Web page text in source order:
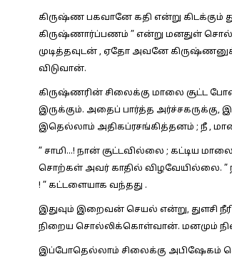
கிருஷ்ண பகவானே கதி என்று கிடக்கும்
கிருஷ்ணார்ப்பணம் ” என்று மனதுள்
முடித்தவுடன் , ஏதோ அவனே
விடுவான்.
கிருஷ்ணரின் சிலைக்கு மாலை சூட்ட
இருக்கும். அதைப் பார்த்த அர்ச்சகருக்கு,
இதெல்லாம் அதிகப்ரசங்கித்தனம் ; நீ ,
” சாமி…! நான் சூட்டவில்லை ; கட்டிய
சொற்கள் அவர் காதில் விழவேயில்லை. ”
! ” கட்டளையாக வந்தது .
இதுவும் இறைவன் செயல் என்று, துளசி
நிறைய சொல்லிக்கொள்வான். மனமும்
இப்போதெல்லாம் சிலைக்கு அபிஷேகம்